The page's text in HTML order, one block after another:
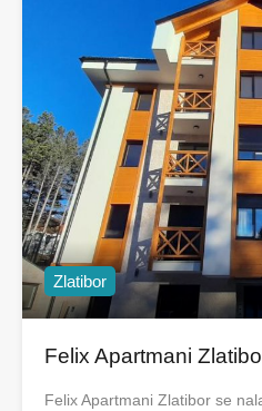
Zlatibor
Felix Apartmani
Felix Apartmani Zlatibor se